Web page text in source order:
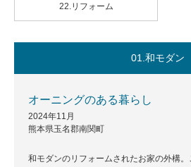
22.リフォーム
01.和モダン
オーニングのある暮らし
2024年11月
熊本県玉名郡南関町
和モダンのリフォームされたお家の外構